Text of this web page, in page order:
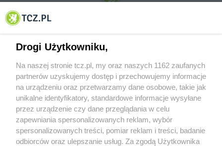
© 2001-2026 Tczew - TCZ.PL Sp. z o.o. Internetowy Serwis Informacyjny Miasta
O FIRMIE POLITYKA PRYWATNOŚCI HOSTING
REKLAMA WSPÓŁPRACA RSS FACEBOOK KONTAKT
Drogi Użytkowniku,
Na naszej stronie tcz.pl, my oraz naszych 1162 zaufanych
partnerów uzyskujemy dostęp i przechowujemy informacje
na urządzeniu oraz przetwarzamy dane osobowe, takie jak
unikalne identyfikatory, standardowe informacje wysyłane
przez urządzenie czy dane przeglądania w celu
zapewniania spersonalizowanych reklam, wybór
spersonalizowanych treści, pomiar reklam i treści, badanie
odbiorców oraz ulepszanie usług. Za zgodą Użytkownika